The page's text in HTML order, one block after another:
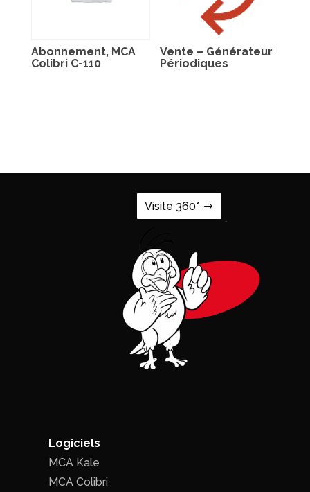
Abonnement, MCA
Colibri C-110
Vente – Générateur
Périodiques
Visite 360°
Logiciels
MCA Kale
MCA Colibri